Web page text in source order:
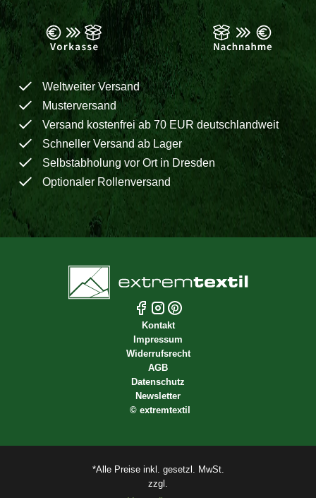
Weltweiter Versand
Musterversand
Versand kostenfrei ab 70 EUR deutschlandweit
Schneller Versand ab Lager
Selbstabholung vor Ort in Dresden
Optionaler Rollenversand
Kontakt
Impressum
Widerrufsrecht
AGB
Datenschutz
Newsletter
© extremtextil
*Alle Preise inkl. gesetzl. MwSt.
zzgl.